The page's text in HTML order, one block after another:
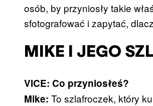
osób, by przyniosły takie
sfotografować i zapytać,
MIKE I JEGO
VICE: Co przyniosłeś?
Mike: To szlafroczek, który